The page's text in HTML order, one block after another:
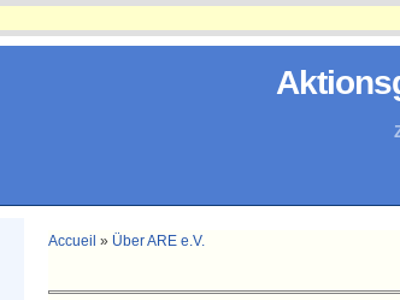
Accueil » Über ARE e.V.